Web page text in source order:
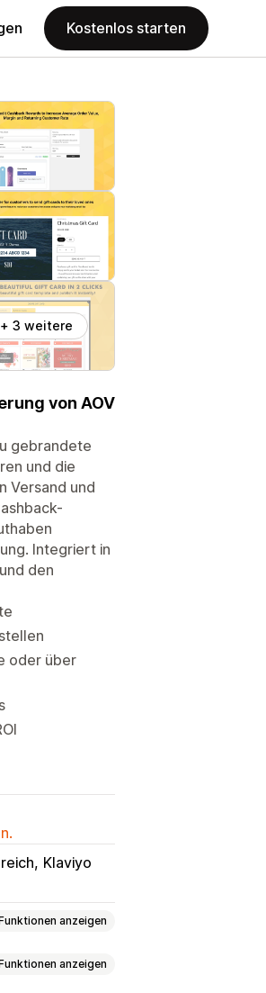
Kostenlos starten
+ 3 weitere
von AOV
gebrandete
und die
Versand und
Integriert in
den
oder über
Klaviyo
anzeigen
anzeigen